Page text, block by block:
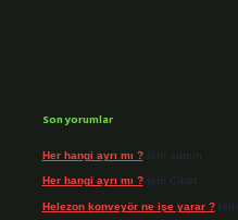
Son yorumlar
Her hangi ayrı mı ?için admin
Her hangi ayrı mı ?için Cihat
Helezon konveyör ne işe yarar ?için